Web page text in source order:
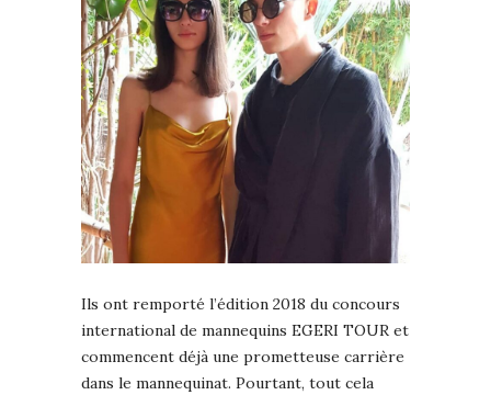
Ils ont remporté l’édition 2018 du concours
international de mannequins EGERI TOUR et
commencent déjà une prometteuse carrière
dans le mannequinat. Pourtant, tout cela